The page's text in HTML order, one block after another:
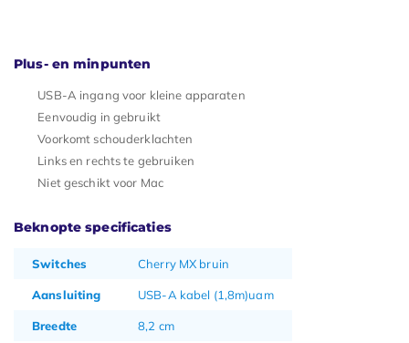
Plus- en minpunten
USB-A ingang voor kleine apparaten
Eenvoudig in gebruikt
Voorkomt schouderklachten
Links en rechts te gebruiken
Niet geschikt voor Mac
Beknopte specificaties
Switches Cherry MX bruin
Aansluiting USB-A kabel (1,8m)uam
Breedte 8,2 cm